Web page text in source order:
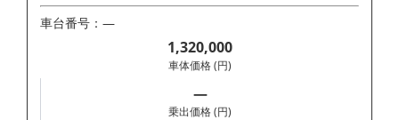
車台番号：―
1,320,000
車体価格 (円)
―
乗出価格 (円)